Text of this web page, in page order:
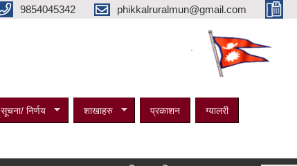
9854045342 phikkalruralmun@gmail.com
सूचना/ निर्णय शाखाहरु प्रकाशन ग्यालरी